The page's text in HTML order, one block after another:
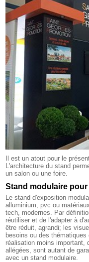
Il est un atout pour le
L'architecture du stand
un salon ou une foire.
Stand modulaire pour
Le stand d'exposition
alluminium, pvc ou
tech, modernes. Par
réutiliser et de l'adapter à
être réduit, agrandi; les
besoins ou des
réalisation moins important,
allégées, sont autant de
avec un stand modulaire.